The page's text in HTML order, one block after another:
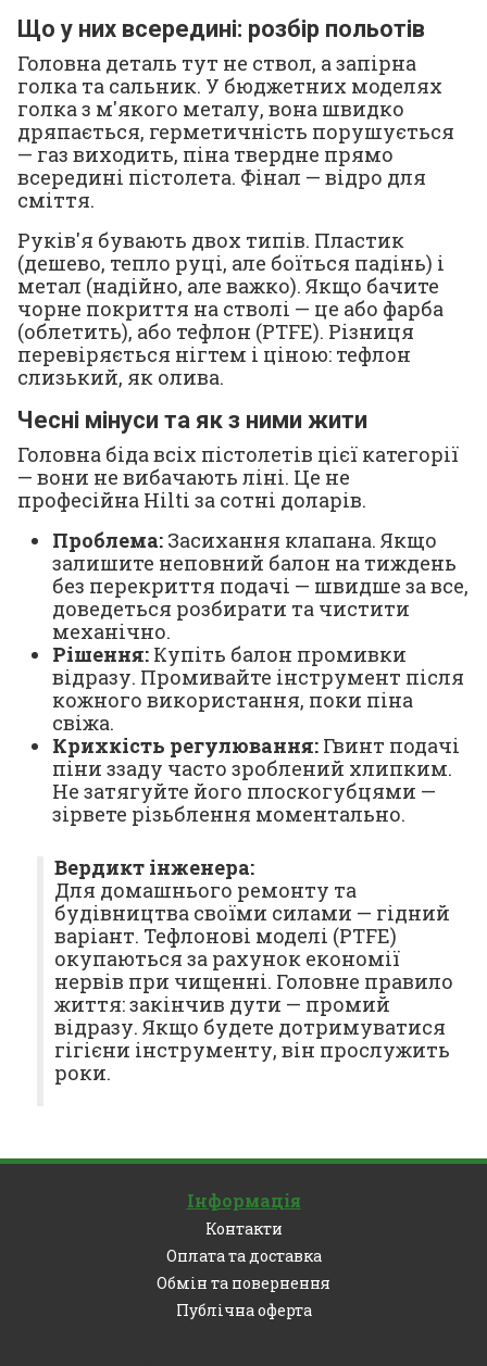
Що у них всередині: розбір польотів
Головна деталь тут не ствол, а запірна
голка та сальник. У бюджетних моделях
голка з м'якого металу, вона швидко
дряпається, герметичність порушується
— газ виходить, піна твердне прямо
всередині пістолета. Фінал — відро для
сміття.
Руків'я бувають двох типів. Пластик
(дешево, тепло руці, але боїться падінь) і
метал (надійно, але важко). Якщо бачите
чорне покриття на стволі — це або фарба
(облетить), або тефлон (PTFE). Різниця
перевіряється нігтем і ціною: тефлон
слизький, як олива.
Чесні мінуси та як з ними жити
Головна біда всіх пістолетів цієї категорії
— вони не вибачають ліні. Це не
професійна Hilti за сотні доларів.
Проблема: Засихання клапана. Якщо
залишите неповний балон на тиждень
без перекриття подачі — швидше за все,
доведеться розбирати та чистити
механічно.
Рішення: Купіть балон промивки
відразу. Промивайте інструмент після
кожного використання, поки піна
свіжа.
Крихкість регулювання: Гвинт подачі
піни ззаду часто зроблений хлипким.
Не затягуйте його плоскогубцями —
зірвете різьблення моментально.
Вердикт інженера:
Для домашнього ремонту та
будівництва своїми силами — гідний
варіант. Тефлонові моделі (PTFE)
окупаються за рахунок економії
нервів при чищенні. Головне правило
життя: закінчив дути — промий
відразу. Якщо будете дотримуватися
гігієни інструменту, він прослужить
роки.
Інформація
Контакти
Оплата та доставка
Обмін та повернення
Публічна оферта